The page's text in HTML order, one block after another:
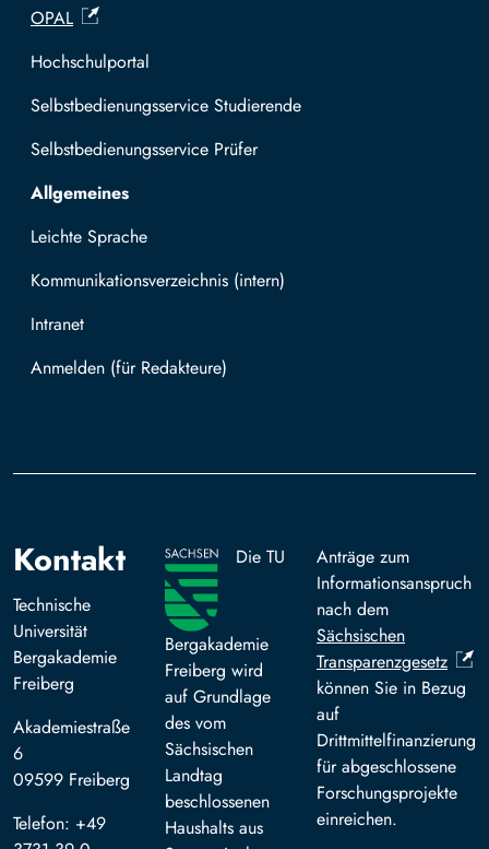
OPAL
Hochschulportal
Selbstbedienungsservice Studierende
Selbstbedienungsservice Prüfer
Allgemeines
Leichte Sprache
Kommunikationsverzeichnis (intern)
Intranet
Mit TUBAF Login anmelden
Kontakt
Technische
Universität
Bergakademie
Freiberg
Akademiestraße
6
09599 Freiberg
Telefon: +49
Die TU
Bergakademie
Freiberg wird
auf Grundlage
des vom
Sächsischen
Landtag
beschlossenen
Haushalts aus
Anträge zum
Informationsanspruch
nach dem
Sächsischen
Transparenzgesetz
können Sie in Bezug
auf
Drittmittelfinanzierung
für abgeschlossene
Forschungsprojekte
einreichen.